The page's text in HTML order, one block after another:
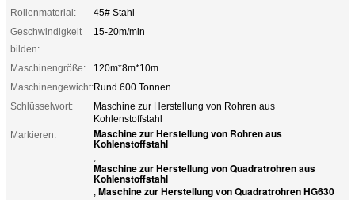
Rollenmaterial:
45# Stahl
Geschwindigkeit
bilden:
15-20m/min
Maschinengröße:
120m*8m*10m
Maschinengewicht:Rund 600 Tonnen
Schlüsselwort:
Maschine zur Herstellung von Rohren aus
Kohlenstoffstahl
Markieren:
Maschine zur Herstellung von Rohren aus
Kohlenstoffstahl
,
Maschine zur Herstellung von Quadratrohren aus
Kohlenstoffstahl
, Maschine zur Herstellung von Quadratrohren HG630